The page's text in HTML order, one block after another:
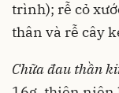
trình); rễ cỏ
thân và rễ cây
Chữa đau thần